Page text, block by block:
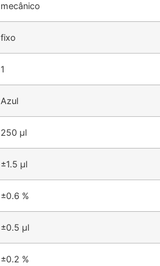
mecânico
fixo
1
Azul
250 µl
±1.5 µl
±0.6 %
±0.5 µl
±0.2 %